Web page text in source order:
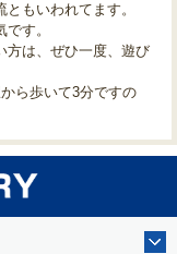
もいわれてます。
す。
方は、ぜひ一度、遊び
ら歩いて3分ですの